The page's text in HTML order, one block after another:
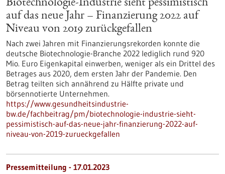
Biotechnologie-Industrie sieht pessimistisch
auf das neue Jahr – Finanzierung 2022 auf
Niveau von 2019 zurückgefallen
Nach zwei Jahren mit Finanzierungsrekorden konnte die
deutsche Biotechnologie-Branche 2022 lediglich rund 920
Mio. Euro Eigenkapital einwerben, weniger als ein Drittel des
Betrages aus 2020, dem ersten Jahr der Pandemie. Den
Betrag teilten sich annährend zu Hälfte private und
börsennotierte Unternehmen.
https://www.gesundheitsindustrie-
bw.de/fachbeitrag/pm/biotechnologie-industrie-sieht-
pessimistisch-auf-das-neue-jahr-finanzierung-2022-auf-
niveau-von-2019-zurueckgefallen
Pressemitteilung - 17.01.2023